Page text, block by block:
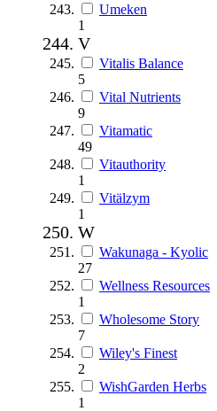
Umeken
1
V
Vitalis Balance
5
Vital Nutrients
9
Vitamatic
49
Vitauthority
1
Vitälzym
1
W
Wakunaga - Kyolic
27
Wellness Resources
1
Wholesome Story
7
Wiley's Finest
2
WishGarden Herbs
1